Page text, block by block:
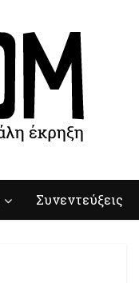
Συνεντεύξεις